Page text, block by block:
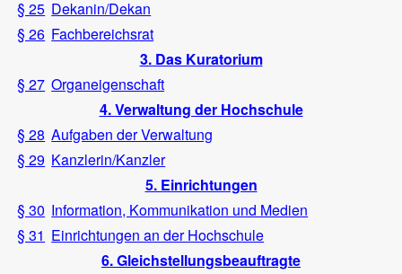
§ 25 Dekanin/Dekan
§ 26 Fachbereichsrat
3. Das Kuratorium
§ 27 Organeigenschaft
4. Verwaltung der Hochschule
§ 28 Aufgaben der Verwaltung
§ 29 Kanzlerin/Kanzler
5. Einrichtungen
§ 30 Information, Kommunikation und Medien
§ 31 Einrichtungen an der Hochschule
6. Gleichstellungsbeauftragte